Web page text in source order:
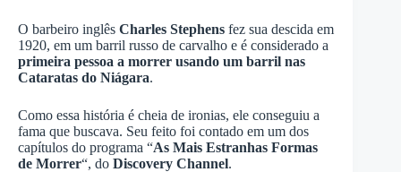
O barbeiro inglês Charles Stephens fez sua descida em
1920, em um barril russo de carvalho e é considerado a
primeira pessoa a morrer usando um barril nas
Cataratas do Niágara.
Como essa história é cheia de ironias, ele conseguiu a
fama que buscava. Seu feito foi contado em um dos
capítulos do programa “As Mais Estranhas Formas
de Morrer“, do Discovery Channel.